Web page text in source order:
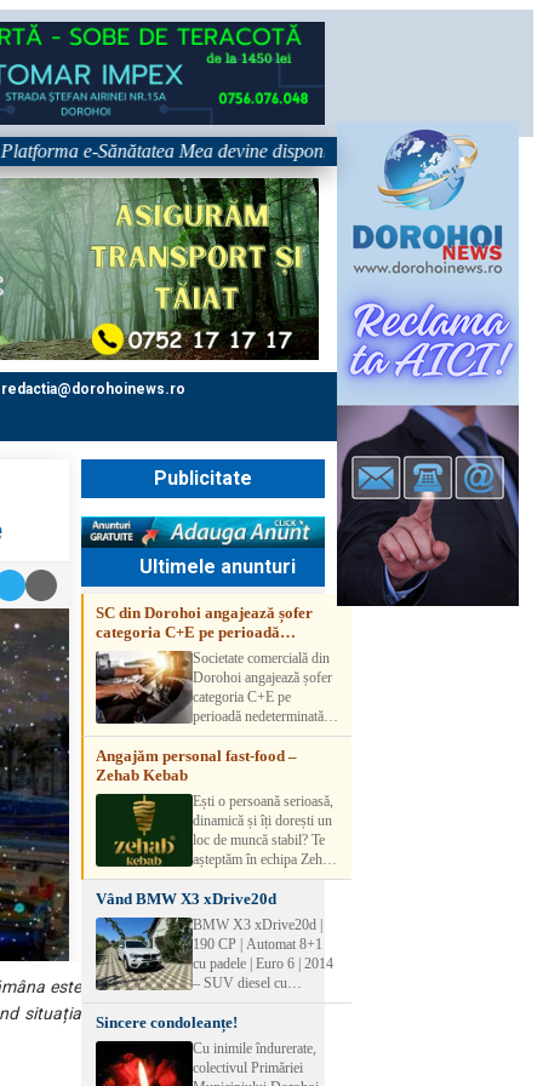
e-Sănătatea Mea devine disponibilă pe 1 septembrie: pacientul
redactia@dorohoinews.ro
este
situația
Publicitate
Ultimele anunturi
SC din Dorohoi angajează șofer
categoria C+E pe perioadă
nedeterminatăSocietate comercială din
Dorohoi angajează șofer
categoria C+E pe
perioadă nedeterminată.
Candidatul trebuie să
aibă experiență și atestat
detalii, vă rog să sunați la
numărul de telefon.
Angajăm personal fast-food –
Zehab Kebab
Ești o persoană serioasă,
dinamică și îți dorești un
loc de muncă stabil? Te
așteptăm în echipa Zehab
Kebab! Posturi
disponibile: -
SHAORMAR AJUTOR
BUCATAR 2/posturi -
LUCRATOR
COMERCIAL
OFERIM : Contract de
muncă Program flexibil
Salariu motivant, în
funcție de experienț
Vând BMW X3 xDrive20d
BMW X3 xDrive20d |
190 CP | Automat 8+1
cu padele | Euro 6 | 2014
– SUV diesel cu
perfect pentru cei care
doresc performanță,
confort și siguranță în
orice condiții.
Sincere condoleanțe!
Cu inimile îndurerate,
colectivul Primăriei